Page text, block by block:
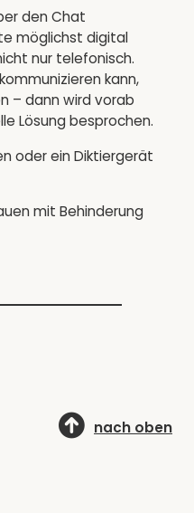
den Chat
möglichst digital
nur telefonisch.
kann,
– dann wird vorab
Lösung besprochen.
oder ein Diktiergerät
mit Behinderung
nach oben